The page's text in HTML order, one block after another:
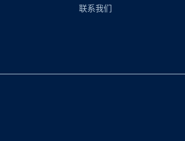
联系我们